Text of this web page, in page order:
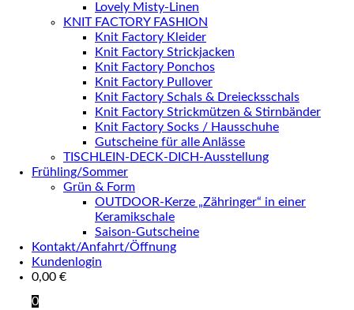
Lovely Misty-Linen
KNIT FACTORY FASHION
Knit Factory Kleider
Knit Factory Strickjacken
Knit Factory Ponchos
Knit Factory Pullover
Knit Factory Schals & Dreiecksschals
Knit Factory Strickmützen & Stirnbänder
Knit Factory Socks / Hausschuhe
Gutscheine für alle Anlässe
TISCHLEIN-DECK-DICH-Ausstellung
Frühling/Sommer
Grün & Form
OUTDOOR-Kerze „Zähringer“ in einer
Keramikschale
Saison-Gutscheine
Kontakt/Anfahrt/Öffnung
Kundenlogin
0,00 €
0